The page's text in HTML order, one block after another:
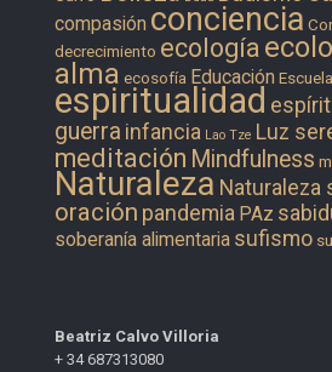
compasión conciencia
decrecimiento ecología
alma ecosofía Educación
espiritualidad
guerra infancia Lao Tze Luz
meditación Mindfulness
Naturaleza Naturaleza
oración pandemia PAz
soberanía alimentaria sufismo
Beatriz Calvo Villoria
+ 34 687313080